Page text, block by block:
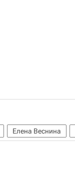
Елена Веснина